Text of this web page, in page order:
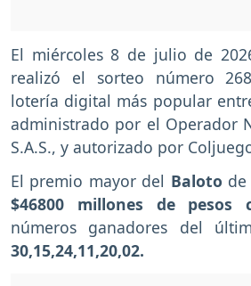
El miércoles 8 de julio de
realizó el sorteo número
lotería digital más popular
administrado por el Operador
S.A.S., y autorizado por
El premio mayor del Baloto
$46800 millones de pesos
números ganadores del
30,15,24,11,20,02.